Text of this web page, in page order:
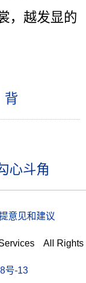
，越发显的
背
心斗角
见和建议
All Rights
号-13